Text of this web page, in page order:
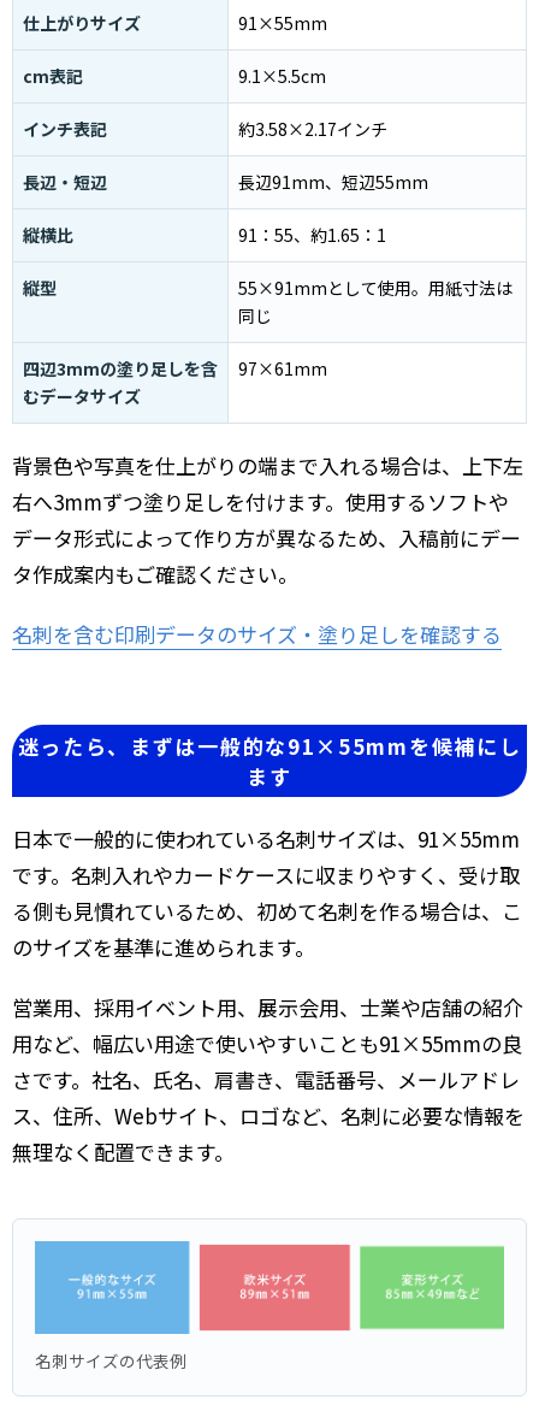
仕上がりサイズ 91×55mm
cm表記 9.1×5.5cm
インチ表記 約3.58×2.17インチ
長辺・短辺 長辺91mm、短辺55mm
縦横比 91：55、約1.65：1
縦型
55×91mmとして使用。用紙寸法は
同じ
四辺3mmの塗り足しを含
むデータサイズ
97×61mm
背景色や写真を仕上がりの端まで入れる場合は、上下左
右へ3mmずつ塗り足しを付けます。使用するソフトや
データ形式によって作り方が異なるため、入稿前にデー
タ作成案内もご確認ください。
名刺を含む印刷データのサイズ・塗り足しを確認する
迷ったら、まずは一般的な91×55mmを候補にし
ます
日本で一般的に使われている名刺サイズは、91×55mm
です。名刺入れやカードケースに収まりやすく、受け取
る側も見慣れているため、初めて名刺を作る場合は、こ
のサイズを基準に進められます。
営業用、採用イベント用、展示会用、士業や店舗の紹介
用など、幅広い用途で使いやすいことも91×55mmの良
さです。社名、氏名、肩書き、電話番号、メールアドレ
ス、住所、Webサイト、ロゴなど、名刺に必要な情報を
無理なく配置できます。
名刺サイズの代表例